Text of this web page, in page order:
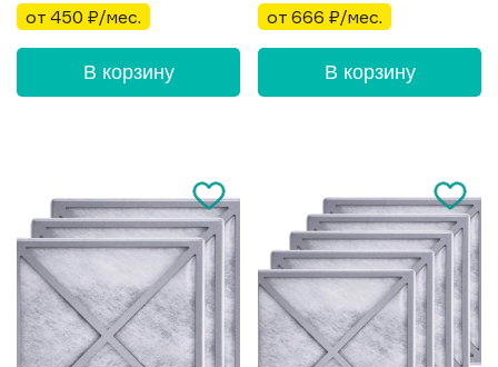
от 450 ₽/мес.
В корзину
от 666 ₽/мес.
В корзину